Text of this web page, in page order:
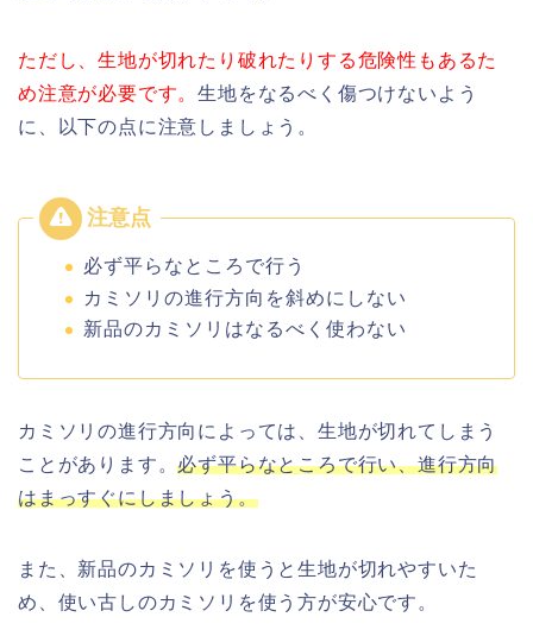
ただし、生地が切れたり破れたりする危険性もあるた
め注意が必要です。生地をなるべく傷つけないよう
に、以下の点に注意しましょう。
必ず平らなところで行う
カミソリの進行方向を斜めにしない
新品のカミソリはなるべく使わない
カミソリの進行方向によっては、生地が切れてしまう
ことがあります。必ず平らなところで行い、進行方向
はまっすぐにしましょう。
また、新品のカミソリを使うと生地が切れやすいた
め、使い古しのカミソリを使う方が安心です。